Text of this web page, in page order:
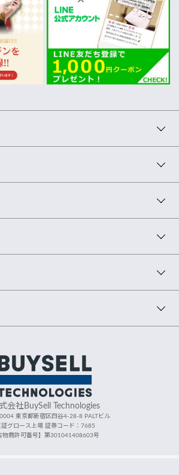
会社BuySell Technologies
東京都新宿区四谷4-28-8 PALTビル
証グロース上場 証券コード：7685
物商許可番号】第301041408603号